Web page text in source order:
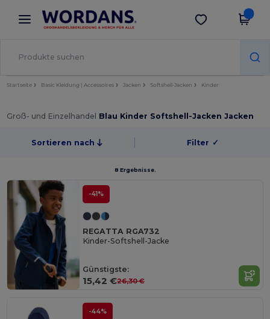
× Wordans App
Bessere Preise in der App!
App holen
Startseite Basic Kleidung | Accessoires Jacken Softshell-Jacken Kinder
Groß- und Einzelhandel Blau Kinder Softshell-Jacken Jacken
Sortieren nach Filter ✓
8 Ergebnisse.
-41%
REGATTA RGA732
Kinder-Softshell-Jacke
Günstigste:
15,42 €26,30 €
-44%